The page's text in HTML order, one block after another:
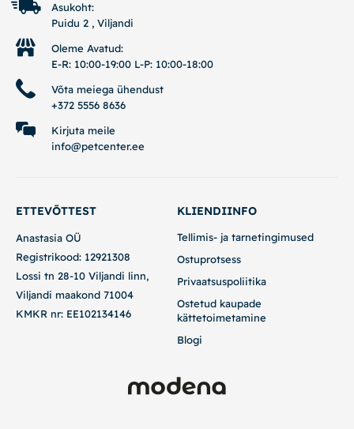
Asukoht:
Puidu 2 , Viljandi
Oleme Avatud:
E-R: 10:00-19:00 L-P: 10:00-18:00
Võta meiega ühendust
+372 5556 8636
Kirjuta meile
info@petcenter.ee
ETTEVÕTTEST
Anastasia OÜ
Registrikood: 12921308
Lossi tn 28-10 Viljandi linn,
Viljandi maakond 71004
KMKR nr: EE102134146
KLIENDIINFO
Tellimis- ja tarnetingimused
Ostuprotsess
Privaatsuspoliitika
Ostetud kaupade
kättetoimetamine
Blogi